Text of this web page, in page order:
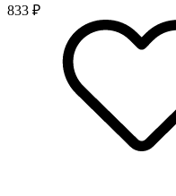
833 ₽